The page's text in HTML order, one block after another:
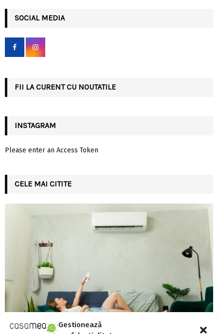
Gestionează
h
f
r
SOCIAL MEDIA
FII LA CURENT CU NOUTATILE
INSTAGRAM
Please enter an Access Token
CELE MAI CITITE